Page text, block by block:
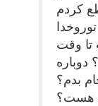
توروخدا
تا وقت
؟ دوباره
بدم؟
هست؟